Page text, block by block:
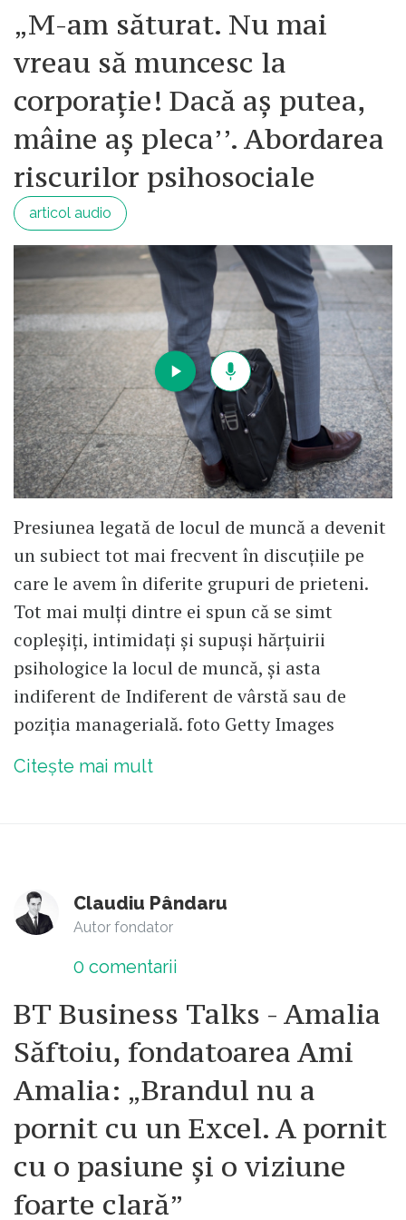
„M-am săturat. Nu mai
vreau să muncesc la
corporație! Dacă aș putea,
mâine aș pleca’’. Abordarea
riscurilor psihosociale
articol audio
Presiunea legată de locul de muncă a devenit
un subiect tot mai frecvent în discuțiile pe
care le avem în diferite grupuri de prieteni.
Tot mai mulți dintre ei spun că se simt
copleșiți, intimidați și supuși hărțuirii
psihologice la locul de muncă, și asta
indiferent de Indiferent de vârstă sau de
poziția managerială. foto Getty Images
Citește mai mult
Claudiu Pândaru
Autor fondator
0 comentarii
BT Business Talks - Amalia
Săftoiu, fondatoarea Ami
Amalia: „Brandul nu a
pornit cu un Excel. A pornit
cu o pasiune și o viziune
foarte clară”